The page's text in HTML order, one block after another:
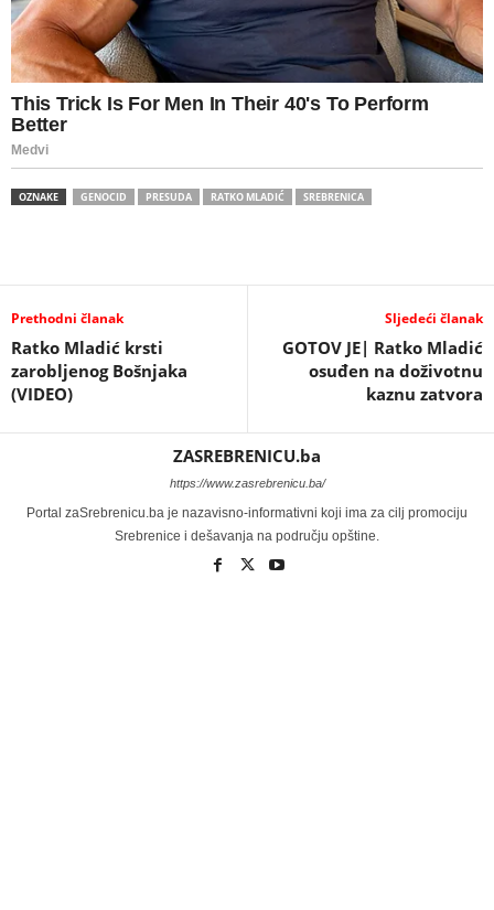
OZNAKE GENOCID PRESUDA RATKO MLADIĆ SREBRENICA
Prethodni članak
Ratko Mladić krsti
zarobljenog Bošnjaka
(VIDEO)
Sljedeći članak
GOTOV JE| Ratko Mladić
osuđen na doživotnu
kaznu zatvora
ZASREBRENICU.ba
https://www.zasrebrenicu.ba/
Portal zaSrebrenicu.ba je nazavisno-informativni koji ima za cilj promociju
Srebrenice i dešavanja na području opštine.